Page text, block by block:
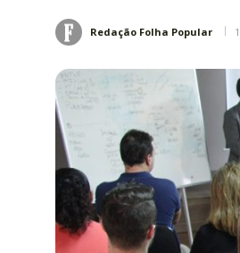
Redação Folha Popular